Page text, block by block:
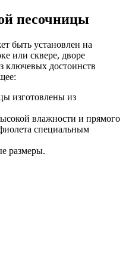
песочницы
быть установлен на
или сквере, дворе
ключевых достоинств
изготовлены из
влажности и прямого
специальным
размеры.